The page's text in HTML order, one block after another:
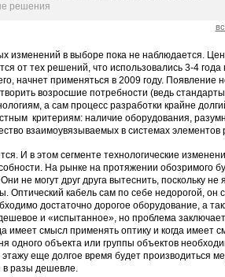
решения
изменений в выборе пока не наблюдается.
от тех решений, что использовались 3-4 года
начнет применяться в 2009 году. Появление
возросшие потребности (ведь
а сам процесс разработки крайне
критериям: наличие оборудования,
взаимоувязываемых в системах элементов
И в этом сегменте технологические
На рынке на протяжении обозримого
не могут друг друга вытеснить, поскольку не
кабель сам по себе недорогой, он
достаточно дорогое оборудование, а
и «испытанное», но проблема
имеет смысл применять оптику и когда имеет
одного объекта или группы объектов
этажу еще долгое время будет производиться
в разы дешевле.